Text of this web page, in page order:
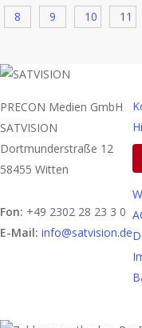
8 9 10 11
PRECON Medien GmbH
SATVISION
Dortmunderstraße 12
58455 Witten
Fon: +49 2302 28 23 3 0
E-Mail: info@satvision.de